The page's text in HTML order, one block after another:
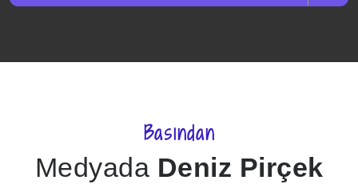
Basından
Medyada Deniz Pirçek